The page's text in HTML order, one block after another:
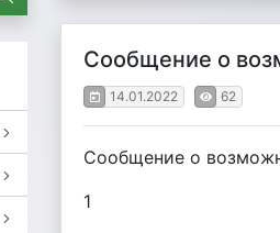
Сообщение о
14.01.2022 62
Сообщение о
1